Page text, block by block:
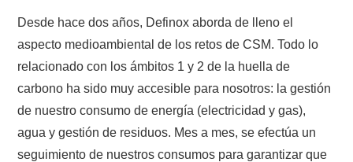
Desde hace dos años, Definox aborda de lleno el
aspecto medioambiental de los retos de CSM. Todo lo
relacionado con los ámbitos 1 y 2 de la huella de
carbono ha sido muy accesible para nosotros: la gestión
de nuestro consumo de energía (electricidad y gas),
agua y gestión de residuos. Mes a mes, se efectúa un
seguimiento de nuestros consumos para garantizar que